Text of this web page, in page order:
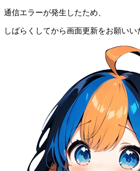
通信エラーが発生したため、
しばらくしてから画面更新をお願いい